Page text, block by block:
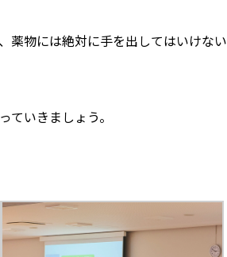
薬物には絶対に手を出してはいけない
いきましょう。